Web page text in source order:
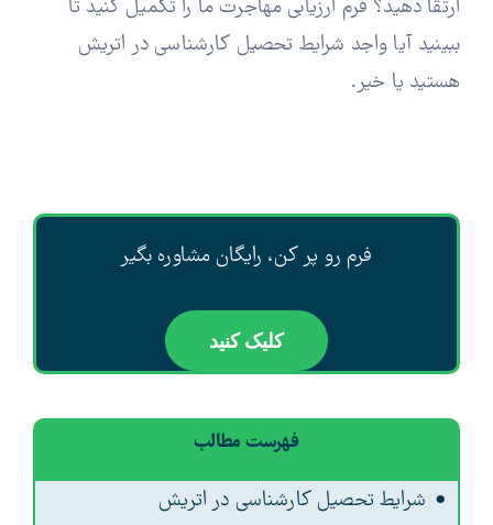
ارتقا دهید؟ فرم ارزیابی مهاجرت ما را تکمیل کنید تا
ببینید آیا واجد شرایط تحصیل کارشناسی در اتریش
هستید یا خیر.
فرم رو پر کن، رایگان مشاوره بگیر
کلیک کنید
فهرست مطالب
شرایط تحصیل کارشناسی در اتریش